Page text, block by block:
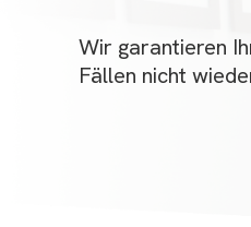
Wir garantieren
Fällen nicht